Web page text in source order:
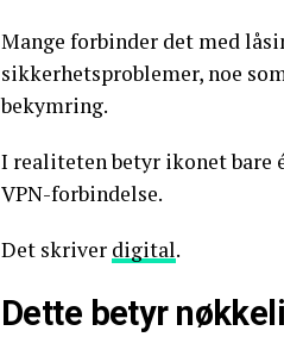
Mange forbinder det med
sikkerhetsproblemer, noe
bekymring.
I realiteten betyr ikonet bare
VPN-forbindelse.
Det skriver digital.
Dette betyr